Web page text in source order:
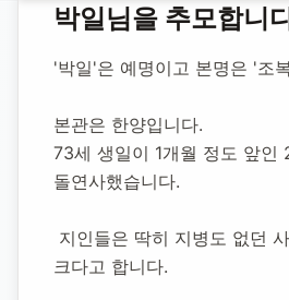
합동 추모 박일 성우
박일 성우
1946년 9월 2일-2019년 7월
추모소 개설:2020년 11월 9일
박일님을 추모합니
'박일'은 예명이고 본명은 '조
본관은 한양입니다.
73세 생일이 1개월 정도 앞인
돌연사했습니다.
크다고 합니다.